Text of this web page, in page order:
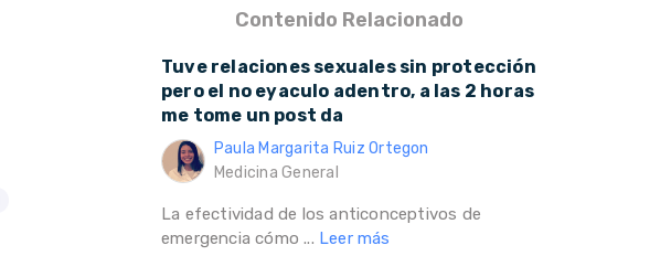
Contenido Relacionado
Tuve relaciones sexuales sin protección
pero el no eyaculo adentro, a las 2 horas
me tome un post da
Paula Margarita Ruiz Ortegon
Medicina General
La efectividad de los anticonceptivos de
emergencia cómo ... Leer más